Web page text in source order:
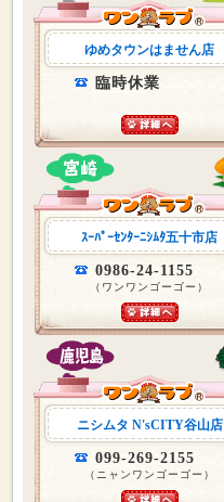
ゆめタウンはません店
臨時休業
ｽｰﾊﾟｰｾﾝﾀｰﾆｼﾑﾀ五十市店
0986-24-1155
（ワンワンゴーゴー）
ニシムタ N'sCITY谷山店
099-269-2155
（ニャンワンゴーゴー）